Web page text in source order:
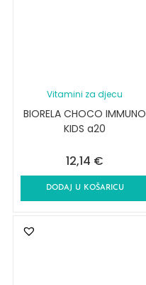
Vitamini za djecu
BIORELA CHOCO IMMUNO
KIDS a20
12,14 €
DODAJ U KOŠARICU